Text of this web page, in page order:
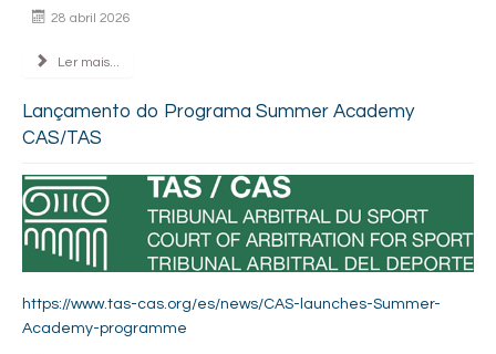
28 abril 2026
Ler mais...
Lançamento do Programa Summer Academy
CAS/TAS
https://www.tas-cas.org/es/news/CAS-launches-Summer-
Academy-programme